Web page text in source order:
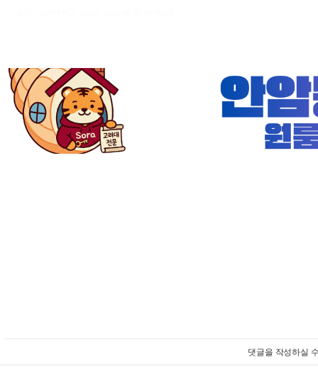
댓글을 작성하실